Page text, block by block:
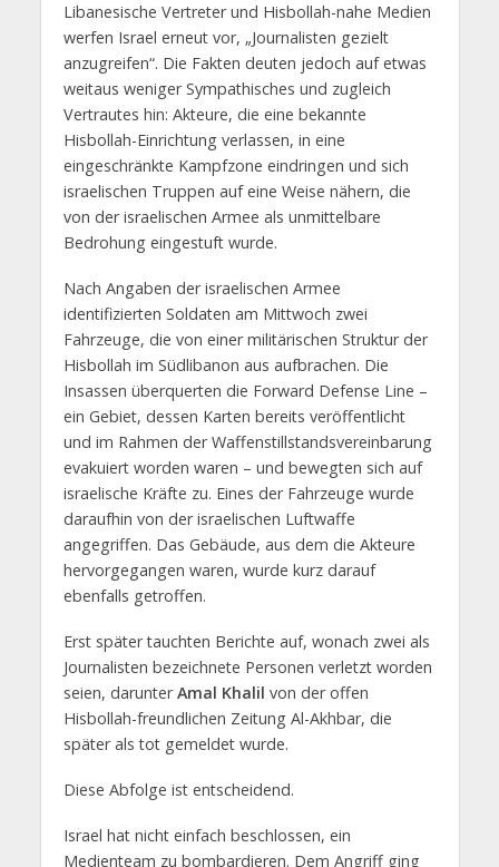
Libanesische Vertreter und Hisbollah-nahe Medien
werfen Israel erneut vor, „Journalisten gezielt
anzugreifen“. Die Fakten deuten jedoch auf etwas
weitaus weniger Sympathisches und zugleich
Vertrautes hin: Akteure, die eine bekannte
Hisbollah-Einrichtung verlassen, in eine
eingeschränkte Kampfzone eindringen und sich
israelischen Truppen auf eine Weise nähern, die
von der israelischen Armee als unmittelbare
Bedrohung eingestuft wurde.
Nach Angaben der israelischen Armee
identifizierten Soldaten am Mittwoch zwei
Fahrzeuge, die von einer militärischen Struktur der
Hisbollah im Südlibanon aus aufbrachen. Die
Insassen überquerten die Forward Defense Line –
ein Gebiet, dessen Karten bereits veröffentlicht
und im Rahmen der Waffenstillstandsvereinbarung
evakuiert worden waren – und bewegten sich auf
israelische Kräfte zu. Eines der Fahrzeuge wurde
daraufhin von der israelischen Luftwaffe
angegriffen. Das Gebäude, aus dem die Akteure
hervorgegangen waren, wurde kurz darauf
ebenfalls getroffen.
Erst später tauchten Berichte auf, wonach zwei als
Journalisten bezeichnete Personen verletzt worden
seien, darunterAmal Khalil von der offen
Hisbollah-freundlichen Zeitung Al-Akhbar, die
später als tot gemeldet wurde.
Diese Abfolge ist entscheidend.
Israel hat nicht einfach beschlossen, ein
Medienteam zu bombardieren. Dem Angriff ging